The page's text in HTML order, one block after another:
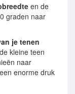
en de
graden naar
je tenen
kleine teen
naar
enorme druk